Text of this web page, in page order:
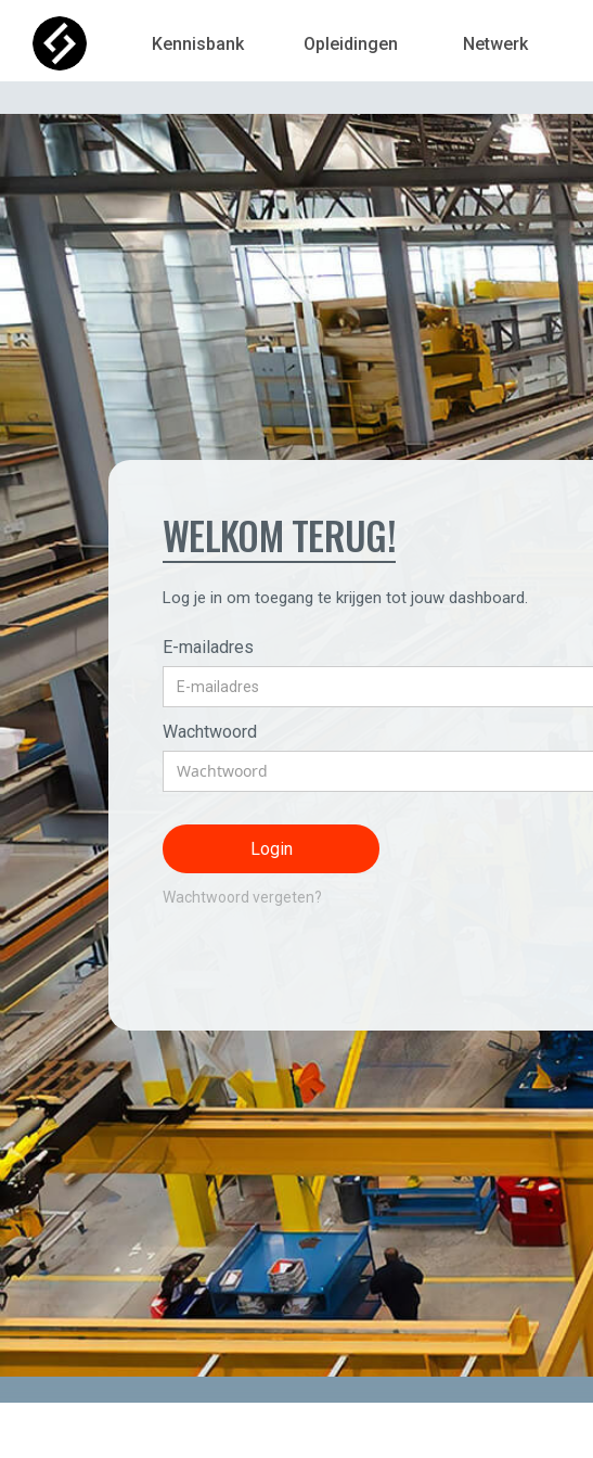
Kennisbank Opleidingen Netwerk
WELKOM TERUG!
Log je in om toegang te krijgen tot jouw dashboard.
E-mailadres
Wachtwoord
Wachtwoord vergeten?